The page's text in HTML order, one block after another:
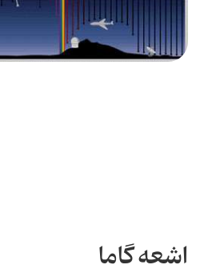
اشعه گاما